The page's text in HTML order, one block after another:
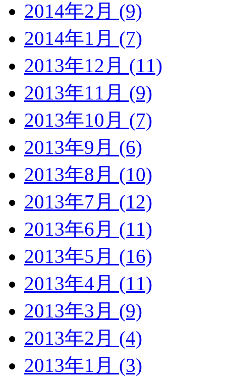
2014年2月 (9)
2014年1月 (7)
2013年12月 (11)
2013年11月 (9)
2013年10月 (7)
2013年9月 (6)
2013年8月 (10)
2013年7月 (12)
2013年6月 (11)
2013年5月 (16)
2013年4月 (11)
2013年3月 (9)
2013年2月 (4)
2013年1月 (3)